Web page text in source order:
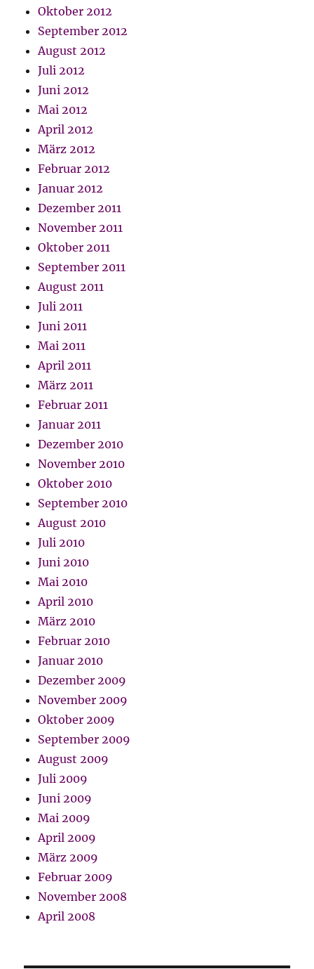
Oktober 2012
September 2012
August 2012
Juli 2012
Juni 2012
Mai 2012
April 2012
März 2012
Februar 2012
Januar 2012
Dezember 2011
November 2011
Oktober 2011
September 2011
August 2011
Juli 2011
Juni 2011
Mai 2011
April 2011
März 2011
Februar 2011
Januar 2011
Dezember 2010
November 2010
Oktober 2010
September 2010
August 2010
Juli 2010
Juni 2010
Mai 2010
April 2010
März 2010
Februar 2010
Januar 2010
Dezember 2009
November 2009
Oktober 2009
September 2009
August 2009
Juli 2009
Juni 2009
Mai 2009
April 2009
März 2009
Februar 2009
November 2008
April 2008